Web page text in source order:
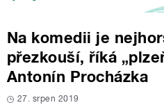
Na komedii je
přezkouší, říká
Antonín Procházka
27. srpen 2019